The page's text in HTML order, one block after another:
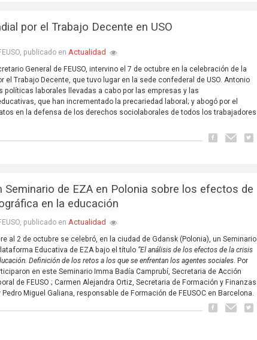
por el Trabajo Decente en USO
publicado enActualidad
General de FEUSO, intervino el 7 de octubre en la celebración de la
el Trabajo Decente, que tuvo lugar en la sede confederal de USO. Antonio
políticas laborales llevadas a cabo por las empresas y las
que han incrementado la precariedad laboral; y abogó por el
en la defensa de los derechos sociolaborales de todos los trabajadores
Seminario de EZA en Polonia sobre los efectos de
en la educación
publicado enActualidad
al 2 de octubre se celebró, en la ciudad de Gdansk (Polonia), un Seminario
Educativa de EZA bajo el título “El análisis de los efectos de la crisis
Definición de los retos a los que se enfrentan los agentes sociales. Por
en este Seminario Imma Badía Camprubí, Secretaria de Acción
de FEUSO ; Carmen Alejandra Ortiz, Secretaria de Formación y Finanzas
Pedro Miguel Galiana, responsable de Formación de FEUSOC en Barcelona.